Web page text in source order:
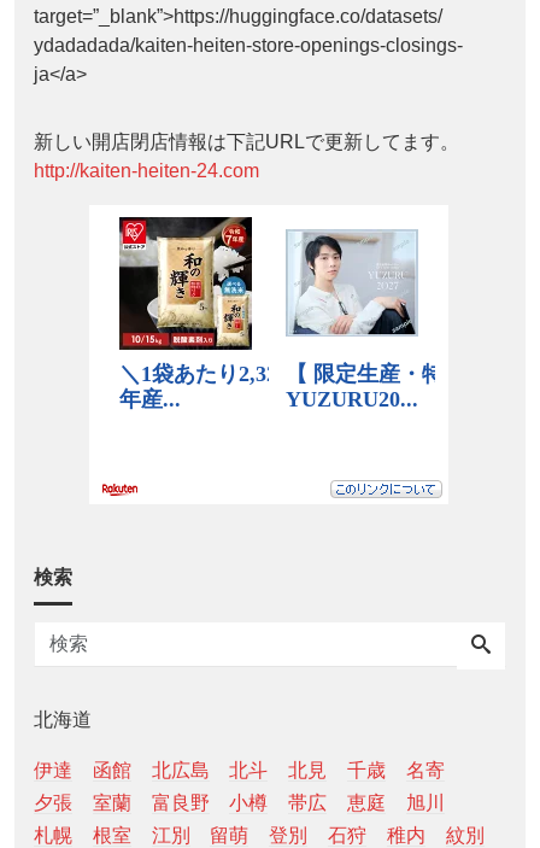
target=”_blank”>https://huggingface.co/datasets/
ydadadada/kaiten-heiten-store-openings-closings-
ja</a>
新しい開店閉店情報は下記URLで更新してます。
http://kaiten-heiten-24.com
検索
北海道
伊達 函館 北広島 北斗 北見 千歳
名寄
夕張
室蘭 富良野 小樽 帯広 恵庭
旭川
札幌
根室 江別 留萌 登別 石狩 稚内
紋別